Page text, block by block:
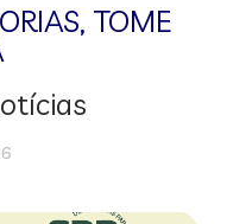
, TOME